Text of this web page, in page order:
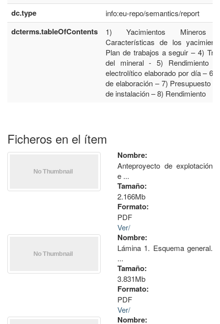
dc.type info:eu-repo/semantics/report
dcterms.tableOfContents
1) Yacimientos
Características de los
Plan de trabajos a seguir – 4)
del mineral - 5) Rendimiento
electrolítico elaborado por día – 6)
de elaboración – 7) Presupuesto
de instalación – 8) Rendimiento
Ficheros en el ítem
Nombre:
Anteproyecto de explotación
e ...
Tamaño:
2.166Mb
Formato:
PDF
Ver/
Nombre:
Lámina 1. Esquema general.
...
Tamaño:
3.831Mb
Formato:
PDF
Ver/
Nombre: